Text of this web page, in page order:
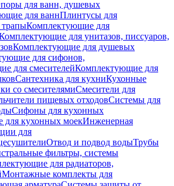
для ванн, душевых
для ваннПлинтусы для
Комплектующие для
для унитазов, писсуаров,
Комплектующие для душевых
для сифонов,
для смесителейКомплектующие для
Сантехника для кухниКухонные
со смесителямиСмесители для
пищевых отходовСистемы для
Сифоны для кухонных
кухонных моекИнженерная
для
Отвод и подвод водыТрубы
фильтры, системы
для радиаторов,
Монтажные комплекты для